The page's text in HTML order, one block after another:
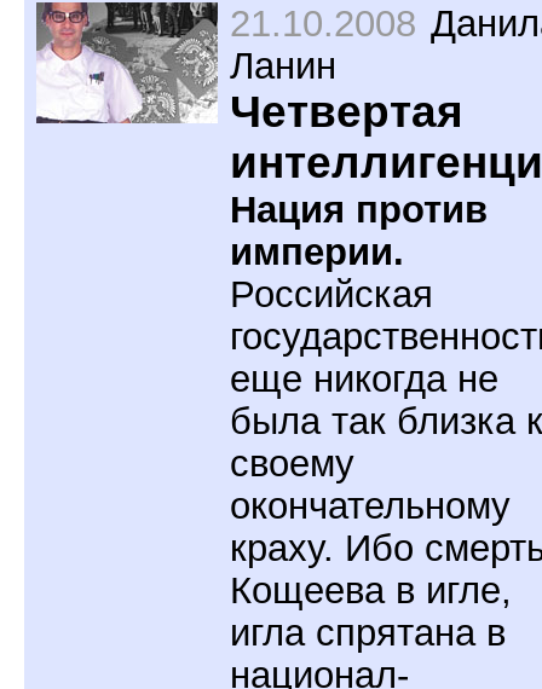
21.10.2008
Ланин
Четвертая
Нация против
империи.
Российская
еще никогда не
была так близка к
своему
окончательному
краху. Ибо
Кощеева в игле,
игла спрятана в
национал-